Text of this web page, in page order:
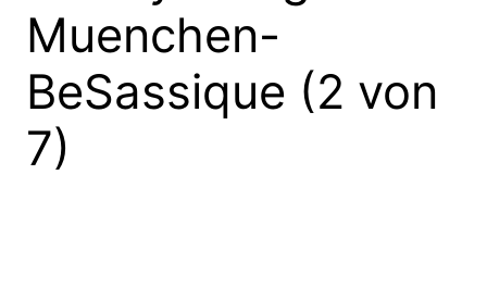
Muenchen-
BeSassique (2 von
7)